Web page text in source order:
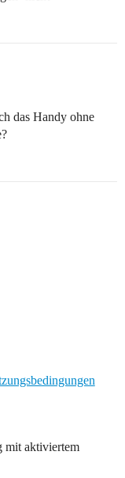
das Handy ohne
mit aktiviertem